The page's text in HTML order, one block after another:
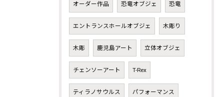
オーダー作品 恐竜オブジェ 恐竜
エントランスホールオブジェ 木彫り
木彫 鹿児島アート 立体オブジェ
チェンソーアート T-Rex
ティラノサウルス パフォーマンス